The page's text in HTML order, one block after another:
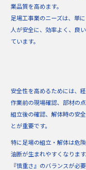
業品質を高めます。
足場工事業のニーズは、単
人が安全に、効率よく、良
ています。
安全性を高めるためには、
作業前の現場確認、部材の
組立後の確認、解体時の安
とが重要です。
特に足場の組立・解体は危
油断が生まれやすくなりま
『慎重さ』のバランスが必要